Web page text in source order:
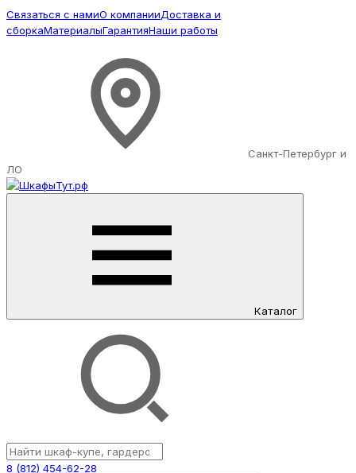
Связаться с намиО компанииДоставка и
сборкаМатериалыГарантияНаши работы
Санкт-Петербург и
ЛО
Каталог
8 (812) 454-62-28